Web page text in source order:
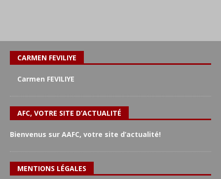
CARMEN FEVILIYE
Carmen FEVILIYE
AFC, VOTRE SITE D’ACTUALITÉ
Bienvenus sur AAFC, votre site d’actualité!
MENTIONS LÉGALES